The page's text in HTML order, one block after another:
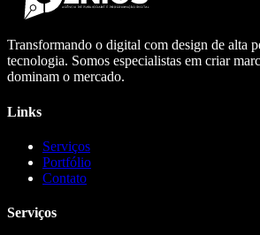
Transformando o digital com design de alta
tecnologia. Somos especialistas em criar
dominam o mercado.
Links
Serviços
Portfólio
Contato
Serviços